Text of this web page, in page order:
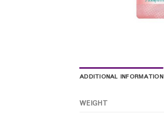
ADDITIONAL INFORMATION
WEIGHT